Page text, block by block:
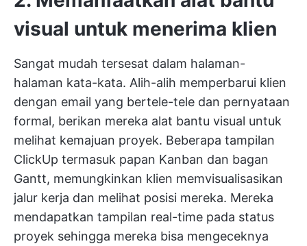
visual untuk menerima klien
Sangat mudah tersesat dalam halaman-
halaman kata-kata. Alih-alih memperbarui klien
dengan email yang bertele-tele dan pernyataan
formal, berikan mereka alat bantu visual untuk
melihat kemajuan proyek. Beberapa tampilan
ClickUp termasuk papan Kanban dan bagan
Gantt, memungkinkan klien memvisualisasikan
jalur kerja dan melihat posisi mereka. Mereka
mendapatkan tampilan real-time pada status
proyek sehingga mereka bisa mengeceknya